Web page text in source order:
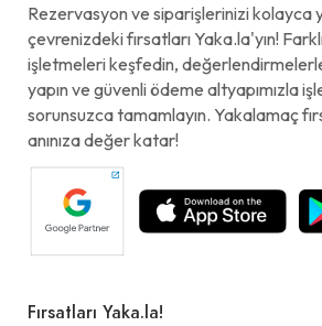
Rezervasyon ve siparişlerinizi kolayca
çevrenizdeki fırsatları Yaka.la'yın!
işletmeleri keşfedin,
yapın ve güvenli ödeme altyapımızla
sorunsuzca tamamlayın. Yakalamaç
anınıza değer katar!
Fırsatları Yaka.la!